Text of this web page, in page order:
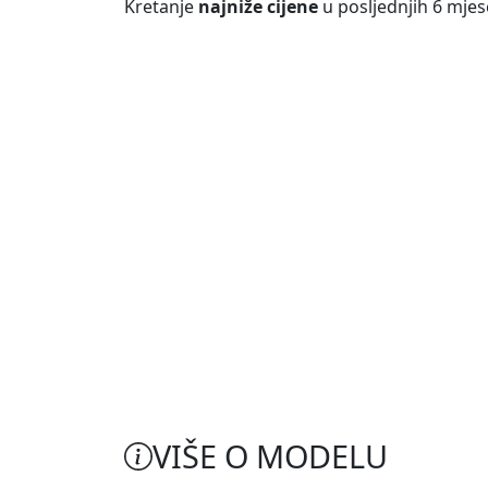
Kretanje najniže cijene u posljednjih 6
VIŠE O MODELU